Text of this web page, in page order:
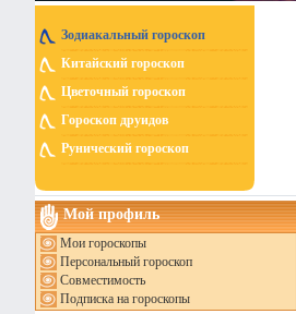
Зодиакальный гороскоп
Китайский гороскоп
Цветочный гороскоп
Гороскоп друидов
Рунический гороскоп
Мой профиль
Мои гороскопы
Персональный гороскоп
Совместимость
Подписка на гороскопы